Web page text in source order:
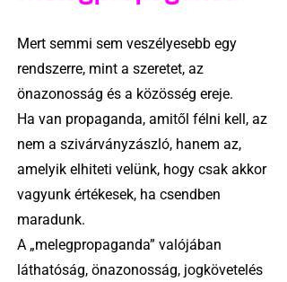
Mert semmi sem veszélyesebb egy
rendszerre, mint a szeretet, az
önazonosság és a közösség ereje.
Ha van propaganda, amitől félni kell, az
nem a szivárványzászló, hanem az,
amelyik elhiteti velünk, hogy csak akkor
vagyunk értékesek, ha csendben
maradunk.
A „melegpropaganda” valójában
láthatóság, önazonosság, jogkövetelés